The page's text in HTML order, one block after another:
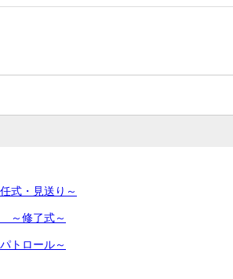
式・見送り～
修了式～
トロール～